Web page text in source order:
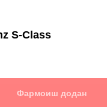
S-Class
Фармоиш додан